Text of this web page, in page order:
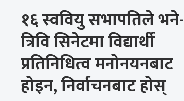
१६ स्ववियु सभापतिले भने-
त्रिवि सिनेटमा विद्यार्थी
प्रतिनिधित्व मनोनयनबाट
होइन, निर्वाचनबाट होस्